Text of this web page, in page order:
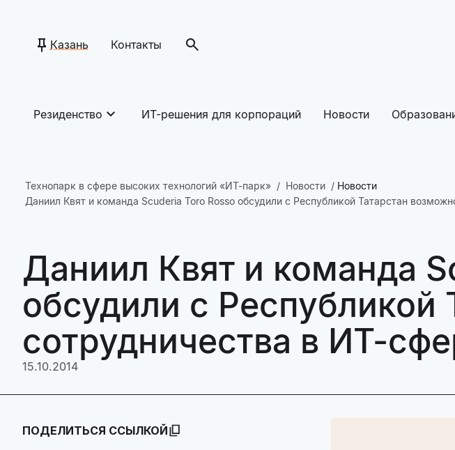
Казань Контакты
Резиденство ИТ-решения для корпораций Новости
Технопарк в сфере высоких технологий «ИТ-парк» Новости
Новости
Даниил Квят и команда Scuderia Toro Rosso обсудили с Республикой Татарстан
Даниил Квят и команда
обсудили с Республикой
сотрудничества в ИТ-
15.10.2014
ПОДЕЛИТЬСЯ ССЫЛКОЙ